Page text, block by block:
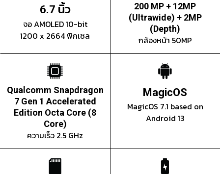
6.7 นิ้ว
จอ AMOLED 10-bit
1200 x 2664 พิกเซล
200 MP + 12MP
(Ultrawide) + 2MP
(Depth)
กล้องหน้า 50MP
Qualcomm Snapdragon
7 Gen 1 Accelerated
Edition Octa Core (8
Core)
ความเร็ว 2.5 GHz
MagicOS
MagicOS 7.1 based on
Android 13